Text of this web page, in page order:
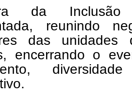
da Inclusão
reunindo
das
encerrando o